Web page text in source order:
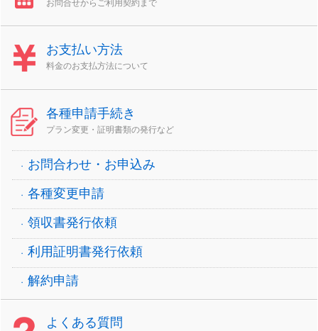
お問合せからご利用契約まで
お支払い方法
料金のお支払方法について
各種申請手続き
プラン変更・証明書類の発行など
お問合わせ・お申込み
各種変更申請
領収書発行依頼
利用証明書発行依頼
解約申請
よくある質問